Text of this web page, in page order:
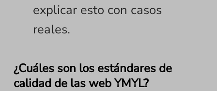
explicar esto con casos
reales.
¿Cuáles son los estándares de
calidad de las web YMYL?